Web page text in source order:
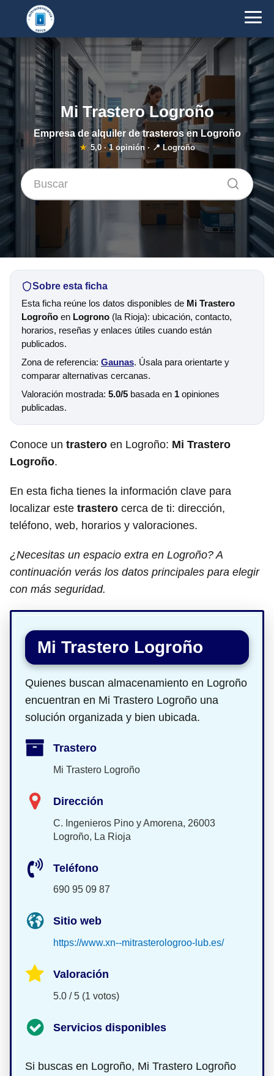
Mi Trastero Logroño
Empresa de alquiler de trasteros en Logroño
★ 5,0·1opinión · 📍 Logroño
Sobre esta ficha
Esta ficha reúne los datos disponibles de Mi Trastero
Logroño en Logrono (la Rioja): ubicación, contacto,
horarios, reseñas y enlaces útiles cuando están
publicados.
Zona de referencia: Gaunas. Úsala para orientarte y
comparar alternativas cercanas.
Valoración mostrada: 5.0/5 basada en 1 opiniones
publicadas.
Conoce un trastero en Logroño: Mi Trastero
Logroño.
En esta ficha tienes la información clave para
localizar este trastero cerca de ti: dirección,
teléfono, web, horarios y valoraciones.
¿Necesitas un espacio extra en Logroño? A
continuación verás los datos principales para elegir
con más seguridad.
Mi Trastero Logroño
Quienes buscan almacenamiento en Logroño
encuentran en Mi Trastero Logroño una
solución organizada y bien ubicada.
Trastero
Mi Trastero Logroño
Dirección
C. Ingenieros Pino y Amorena, 26003
Logroño, La Rioja
Teléfono
690 95 09 87
Sitio web
https://www.xn--mitrasterologroo-lub.es/
Valoración
5.0 / 5 (1 votos)
Servicios disponibles
Si buscas en Logroño, Mi Trastero Logroño